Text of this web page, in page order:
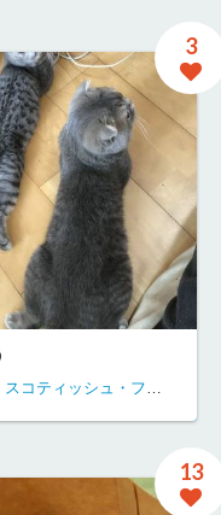
3
スコティッシュ・フォールド
13